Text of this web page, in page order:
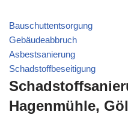
Bauschuttentsorgung
Gebäudeabbruch
Asbestsanierung
Schadstoffbeseitigung
Hagenmühle,